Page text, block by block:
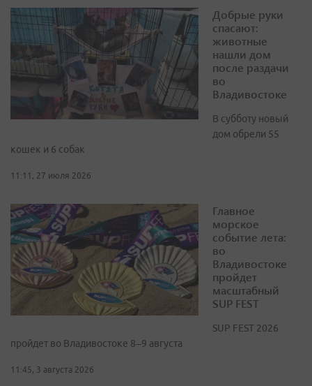
Добрые руки
спасают:
животные
нашли дом
после раздачи
во
Владивостоке
В субботу новый
дом обрели 55
кошек и 6 собак
11:11, 27 июля 2026
Главное
морское
событие лета:
во
Владивостоке
пройдет
масштабный
SUP FEST
SUP FEST 2026
пройдет во Владивостоке 8–9 августа
11:45, 3 августа 2026